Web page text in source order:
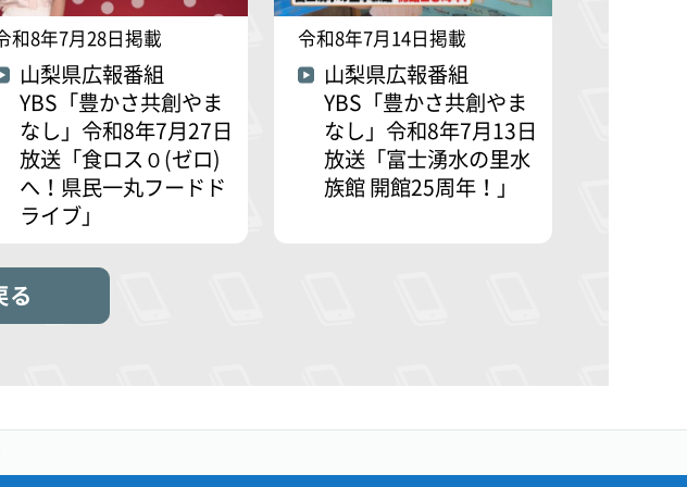
和8年7月28日掲載
山梨県広報番組
YBS「豊かさ共創やま
なし」令和8年7月27日
放送「食ロス０(ゼロ)
へ！県民一丸フードド
ライブ」
令和8年7月14日掲載
山梨県広報番組
YBS「豊かさ共創やま
なし」令和8年7月13日
放送「富士湧水の里水
族館 開館25周年！」
る